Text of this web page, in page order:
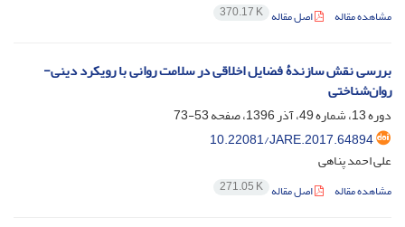
مشاهده مقاله اصل مقاله 370.17 K
بررسی نقش سازندۀ فضایل اخلاقی در سلامت روانی با رویکرد دینی-
روان‌شناختی
دوره 13، شماره 49، آذر 1396، صفحه
53-73
10.22081/JARE.2017.64894
علی احمد پناهی
مشاهده مقاله اصل مقاله 271.05 K